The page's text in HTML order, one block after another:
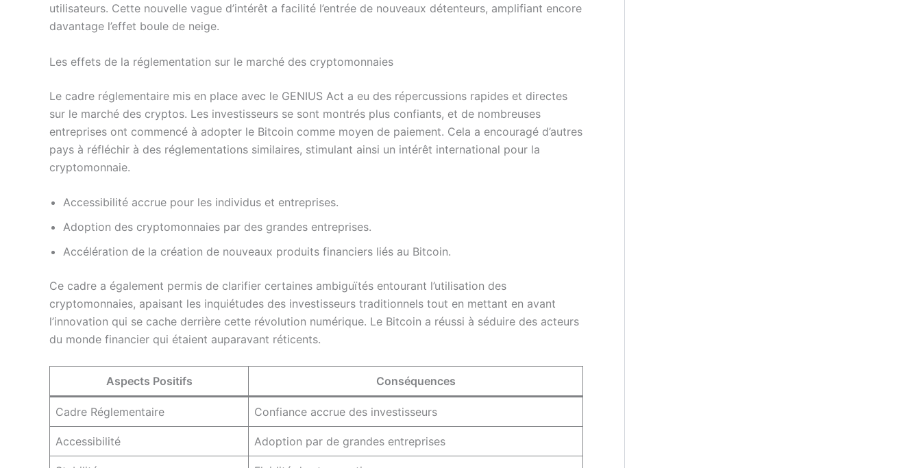
utilisateurs. Cette nouvelle vague d’intérêt a facilité l’entrée de nouveaux détenteurs, amplifiant encore
davantage l’effet boule de neige.
Les effets de la réglementation sur le marché des cryptomonnaies
Le cadre réglementaire mis en place avec le GENIUS Act a eu des répercussions rapides et directes
sur le marché des cryptos. Les investisseurs se sont montrés plus confiants, et de nombreuses
entreprises ont commencé à adopter le Bitcoin comme moyen de paiement. Cela a encouragé d’autres
pays à réfléchir à des réglementations similaires, stimulant ainsi un intérêt international pour la
cryptomonnaie.
Accessibilité accrue pour les individus et entreprises.
Adoption des cryptomonnaies par des grandes entreprises.
Accélération de la création de nouveaux produits financiers liés au Bitcoin.
Ce cadre a également permis de clarifier certaines ambiguïtés entourant l’utilisation des
cryptomonnaies, apaisant les inquiétudes des investisseurs traditionnels tout en mettant en avant
l’innovation qui se cache derrière cette révolution numérique. Le Bitcoin a réussi à séduire des acteurs
du monde financier qui étaient auparavant réticents.
Aspects Positifs Conséquences
Cadre Réglementaire Confiance accrue des investisseurs
Accessibilité Adoption par de grandes entreprises